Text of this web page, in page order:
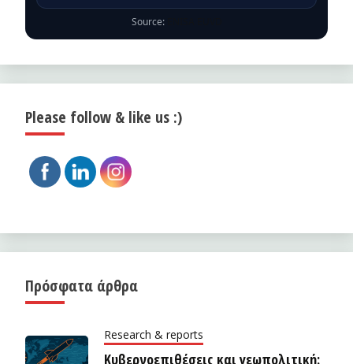
Source:
Please follow & like us :)
Πρόσφατα άρθρα
Research & reports
Κυβερνοεπιθέσεις και γεωπολιτική: